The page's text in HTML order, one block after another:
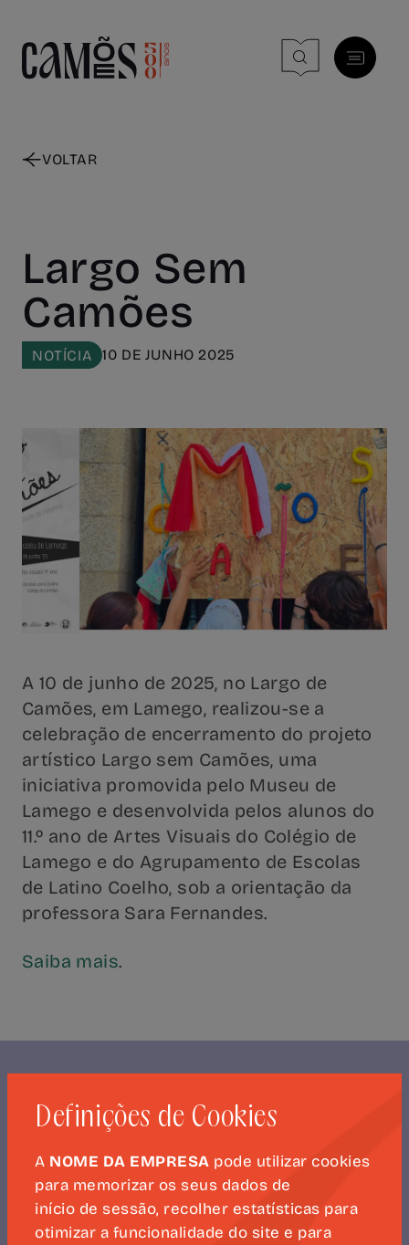
VOLTAR
Largo Sem
Camões
NOTÍCIA 10 DE JUNHO 2025
A 10 de junho de 2025, no Largo de
Camões, em Lamego, realizou-se a
celebração de encerramento do projeto
artístico Largo sem Camões, uma
iniciativa promovida pelo Museu de
Lamego e desenvolvida pelos alunos do
11.º ano de Artes Visuais do Colégio de
Lamego e do Agrupamento de Escolas
de Latino Coelho, sob a orientação da
professora Sara Fernandes.
Saiba mais.
NEWSLETTER
CAMÕES 500
Definições de Cookies
A NOME DA EMPRESA pode utilizar cookies
para memorizar os seus dados de
início de sessão, recolher estatísticas para
otimizar a funcionalidade do site e para